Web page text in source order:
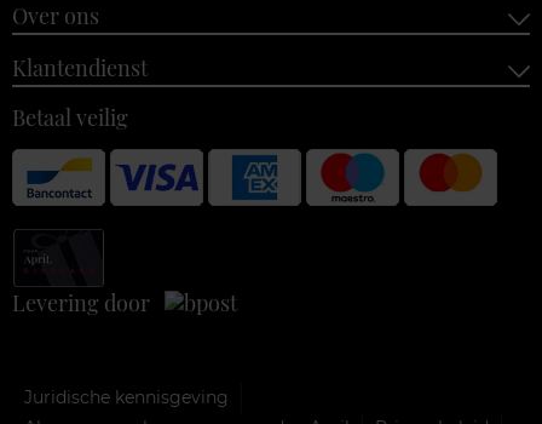
Over ons
Klantendienst
Betaal veilig
Levering door
Juridische kennisgeving